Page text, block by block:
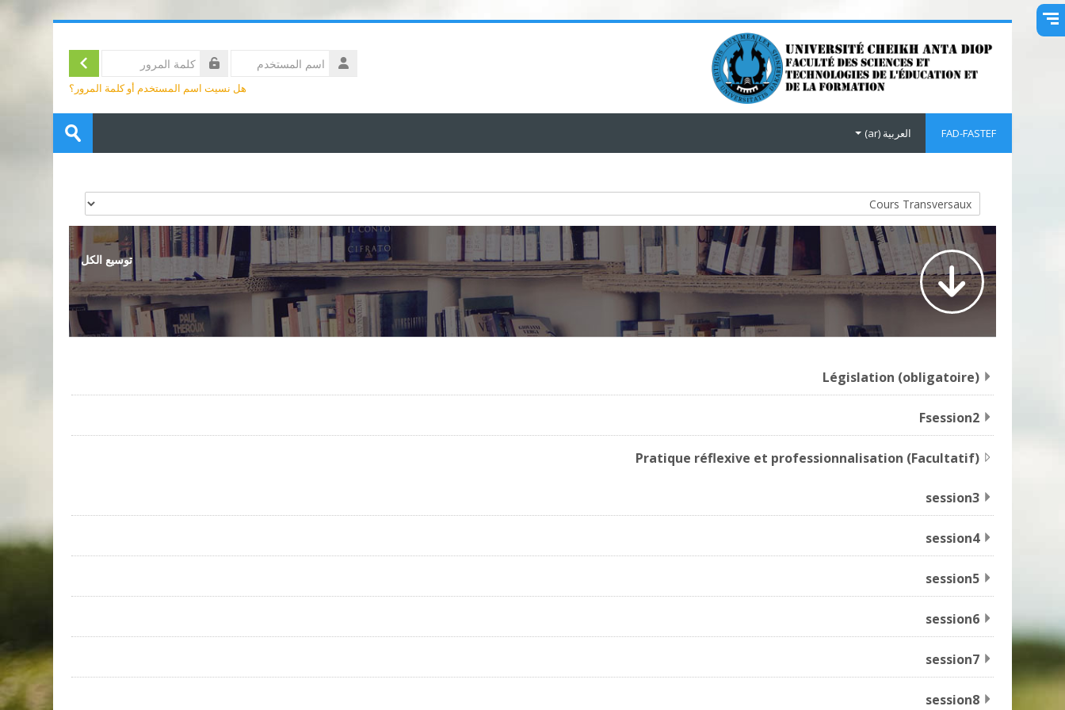
تخطى إلى المحتوى الرئيسي
اسم
المستخدم
تسجيل
الدخول
هل نسيت اسم المستخدم أو كلمة المرور؟
FAD-FASTEF العربية ‎(ar)‎
المقررات
تسليم
تصنيفات المقررات
توسيع الكل
Législation (obligatoire)
Fsession2
Pratique réflexive et professionnalisation (Facultatif)
session3
session4
session5
session6
session7
session8